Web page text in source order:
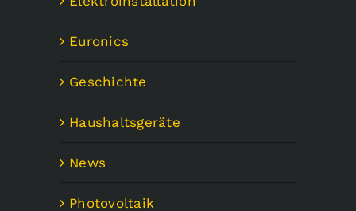
Euronics
Geschichte
Haushaltsgeräte
News
Photovoltaik